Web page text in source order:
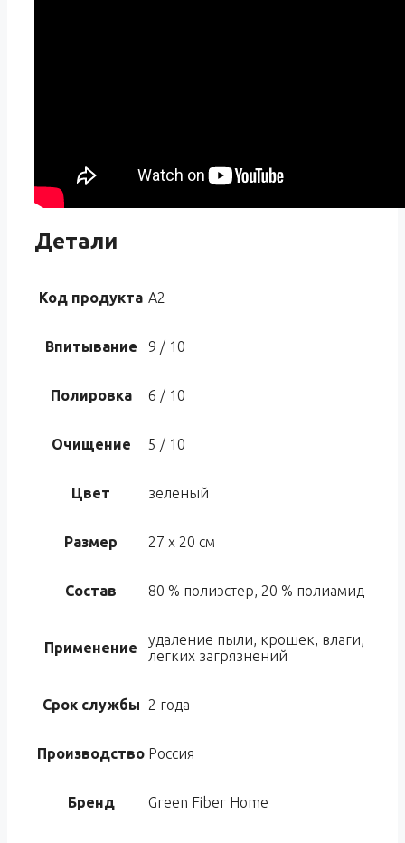
Детали
Код продукта A2
Впитывание 9 / 10
Полировка 6 / 10
Очищение 5 / 10
Цвет зеленый
Размер 27 x 20 см
Состав 80 % полиэстер, 20 % полиамид
Применение
удаление пыли, крошек, влаги,
легких загрязнений
Срок службы 2 года
Производство Россия
Бренд Green Fiber Home